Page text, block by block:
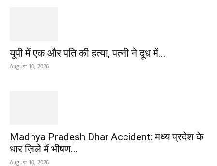
यूपी में एक और पति की हत्या, पत्नी ने दूध में...
August 10, 2026
Madhya Pradesh Dhar Accident: मध्य प्रदेश के
धार ज़िले में भीषण...
August 10, 2026